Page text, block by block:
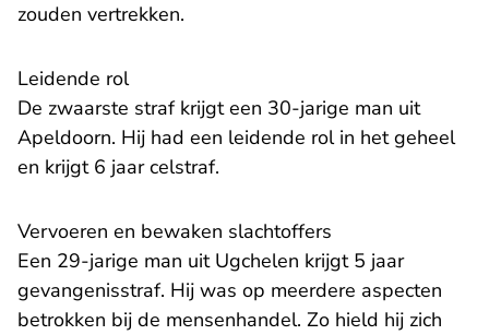
zouden vertrekken.
Leidende rol
De zwaarste straf krijgt een 30-jarige man uit
Apeldoorn. Hij had een leidende rol in het geheel
en krijgt 6 jaar celstraf.
Vervoeren en bewaken slachtoffers
Een 29-jarige man uit Ugchelen krijgt 5 jaar
gevangenisstraf. Hij was op meerdere aspecten
betrokken bij de mensenhandel. Zo hield hij zich